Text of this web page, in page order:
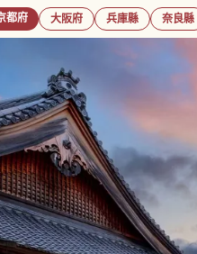
都府 大阪府 兵庫縣 奈良縣